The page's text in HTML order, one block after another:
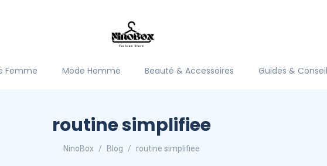
Femme Mode Homme Beauté & Accessoires Guides &
routine simplifiee
NinoBox Blog routine simplifiee